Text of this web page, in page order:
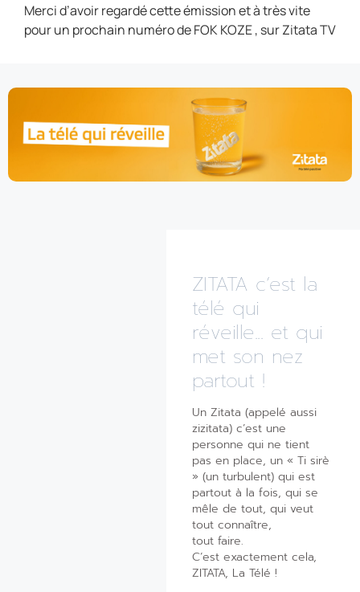
Merci d’avoir regardé cette émission et à très vite
pour un prochain numéro de FOK KOZE , sur Zitata TV
ZITATA c’est la
télé qui
réveille... et qui
met son nez
partout !
Un Zitata (appelé aussi
zizitata) c’est une
personne qui ne tient
pas en place, un « Ti sirè
» (un turbulent) qui est
partout à la fois, qui se
mêle de tout, qui veut
tout connaître,
tout faire.
C’est exactement cela,
ZITATA, La Télé !